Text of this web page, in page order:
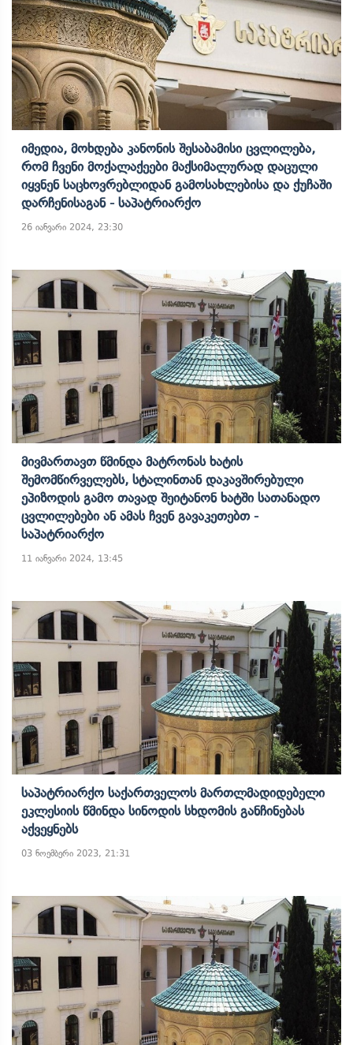
Იმედია, Მოხდება Კანონის Შესაბამისი Ცვლილება,
Რომ Ჩვენი Მოქალაქეები Მაქსიმალურად Დაცული
Იყვნენ Საცხოვრებლიდან Გამოსახლებისა Და Ქუჩაში
Დარჩენისაგან - Საპატრიარქო
26 იანვარი 2024, 23:30
Მივმართავთ Წმინდა Მატრონას Ხატის
Შემომწირველებს, Სტალინთან Დაკავშირებული
Ეპიზოდის Გამო Თავად Შეიტანონ Ხატში Სათანადო
Ცვლილებები Ან Ამას Ჩვენ Გავაკეთებთ -
Საპატრიარქო
11 იანვარი 2024, 13:45
Საპატრიარქო Საქართველოს Მართლმადიდებელი
Ეკლესიის Წმინდა Სინოდის Სხდომის Განჩინებას
Აქვეყნებს
03 ნოემბერი 2023, 21:31